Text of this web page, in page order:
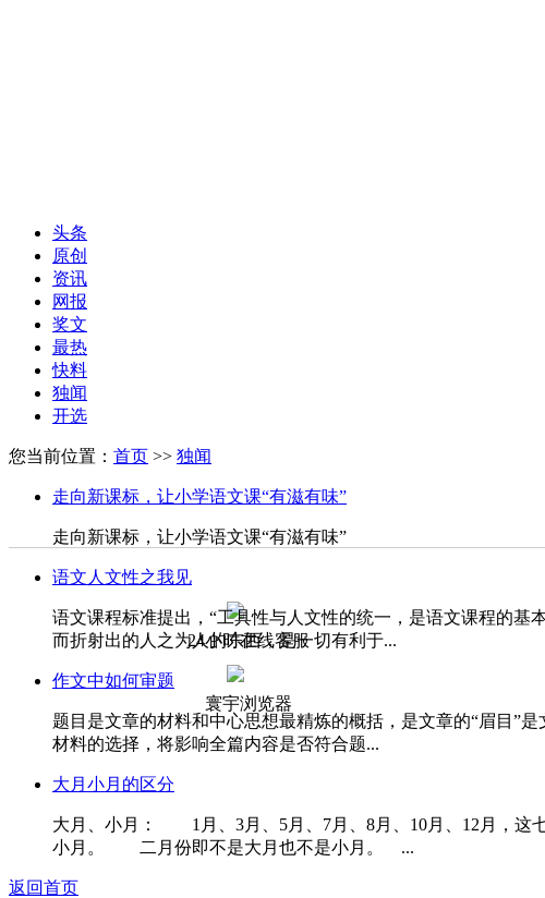
24小时在线客服
寰宇浏览器
头条
原创
资讯
网报
奖文
最热
快料
独闻
开选
您当前位置： 首页 >> 独闻
走向新课标，让小学语文课“有滋有味”
走向新课标，让小学语文课“有滋有味”
语文人文性之我见
语文课程标准提出，“工具性与人文性的统一，是语文课程的
而折射出的人之为人的东西，是一切有利于...
作文中如何审题
题目是文章的材料和中心思想最精炼的概括，是文章的“眉目”
材料的选择，将影响全篇内容是否符合题...
大月小月的区分
大月、小月： 1月、3月、5月、7月、8月、10月、12月，这
小月。 二月份即不是大月也不是小月。 ...
返回首页